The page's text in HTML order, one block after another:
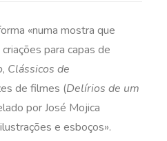
«numa mostra que
para capas de
, Clássicos de
de filmes (Delírios de um
por José Mojica
e esboços».